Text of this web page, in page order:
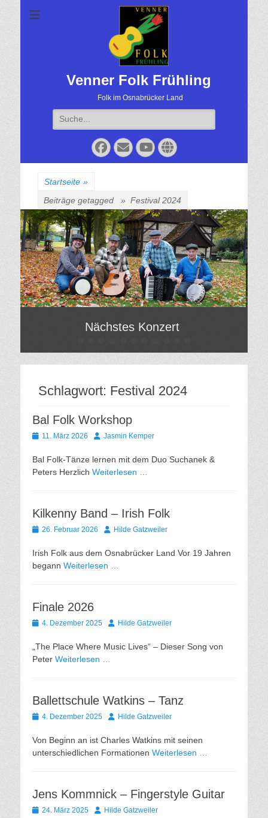
Venner Folk Frühling
Folk im Osnabrücker Land
Suche
für:
Facebook
EmailYouTube
Website
Startseite »
Beiträge getagged » Festival 2024
Nächstes Konzert
am
Von
Gatzweiler
Schlagwort: Festival 2024
Bal Folk Workshop
Gepostet
11. März 2026 AutorJasmin Kemper
Bal Folk-Tänze lernen mit dem Duo Suchanek &
Peters Herzlich Weiterlesen …
Kilkenny Band – Irish Folk
Gepostet
26. Februar 2026 AutorHilde Gatzweiler
Irish Folk aus dem Osnabrücker Land Vor 19 Jahren
begann Weiterlesen …
Finale 2026
Gepostet
4. Dezember 2025 AutorHilde Gatzweiler
„The Place Where Music Lives“ – Dieser Song von
Peter Weiterlesen …
Ballettschule Watkins – Tanz
Gepostet
4. Dezember 2025 AutorHilde Gatzweiler
Von Beginn an ist Charles Watkins mit seinen
unterschiedlichen Formationen Weiterlesen …
Jens Kommnick – Fingerstyle Guitar
Gepostet
24. März 2025 AutorHilde Gatzweiler